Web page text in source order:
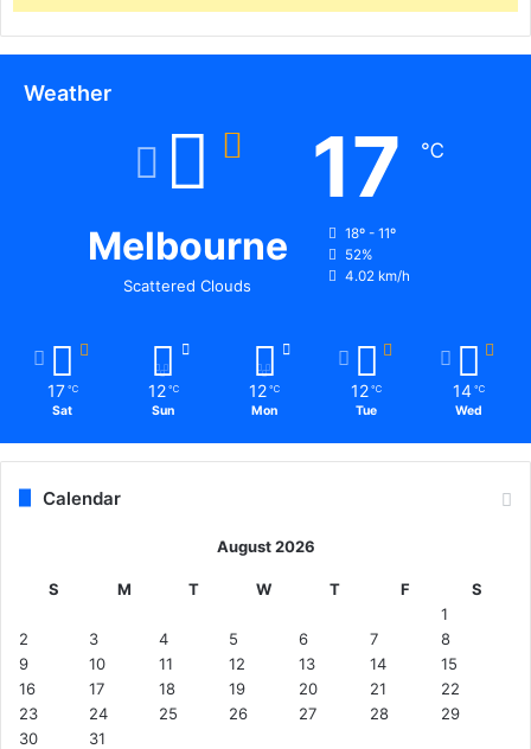
Weather
Melbourne
Scattered Clouds
17 ℃
18º - 11º
52%
4.02 km/h
17 ℃
Sat
12 ℃
Sun
12 ℃
Mon
12 ℃
Tue
14 ℃
Wed
Calendar
August 2026
S M T W T F
S
1
2
3 4 5 6 7
8
9
10 11 12 13 14
15
16
17 18 19 20 21
22
23
24 25 26 27 28
29
30
31